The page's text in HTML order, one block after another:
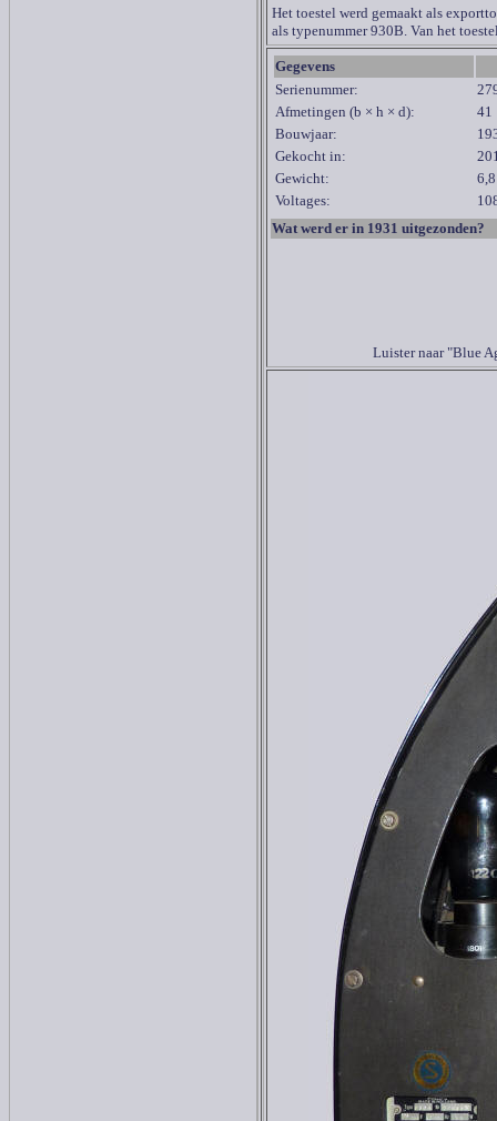
Het toestel werd gemaakt als
als typenummer 930B. Van het
Gegevens
Serienummer:
Afmetingen (b × h × d):
41
Bouwjaar:
Gekocht in:
Gewicht:
Voltages:
Wat werd er in 1931 uitgezonden?
Luister naar "Blue